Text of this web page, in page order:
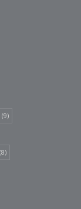
(9)
(8)